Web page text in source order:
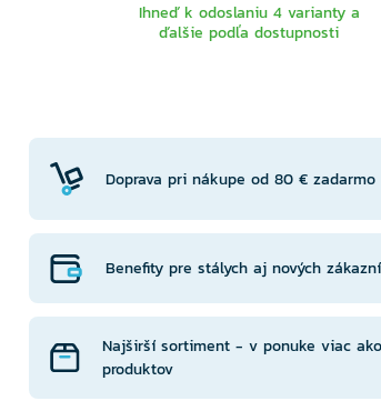
Ihneď k odoslaniu 4 varianty a
ďalšie podľa dostupnosti
Doprava pri nákupe od 80 € zadarmo
Benefity pre stálych aj nových
Najširší sortiment - v ponuke viac
produktov